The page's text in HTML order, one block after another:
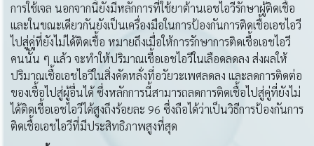
การใช้เจล นอกจากนี้ยังมีหลักการที่ใช้ยาต้านเอชไอวีรักษาผู้ติดเชื้อ
และในขณะเดียวกันยังเป็นเครื่องมือในการป้องกันการติดเชื้อเอชไอวี
ไปสู่คู่ที่ยังไม่ได้ติดเชื้อ หมายถึงเมื่อให้การรักษาการติดเชื้อเอชไอวี
คนนั้น ๆ แล้ว จะทำให้ปริมาณเชื้อเอชไอวีในเลือดลดลง ส่งผลให้
ปริมาณเชื้อเอชไอวีในสิ่งคัดหลั่งที่อวัยวะเพศลดลง และลดการติดต่อ
ของเชื้อไปสู่ผู้อื่นได้ ซึ่งหลักการนี้สามารถลดการติดเชื้อไปสู่คู่ที่ยังไม่
ได้ติดเชื้อเอชไอวีได้สูงถึงร้อยละ 96 ซึ่งถือได้ว่าเป็นวิธีการป้องกันการ
ติดเชื้อเอชไอวีที่มีประสิทธิภาพสูงที่สุด